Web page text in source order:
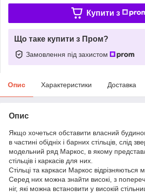
Купити з
Що таке купити з Пром?
Замовлення під захистом
Опис Характеристики Доставка
Опис
Якщо хочеться обставити власний
в частині обідніх і барних стільців, слід
модельний ряд Маркос, в якому
стільців і каркасів для них.
Стільці та каркаси Маркос відрізняються
Серед них можна знайти високі, з
ніг, які можна встановити у високій